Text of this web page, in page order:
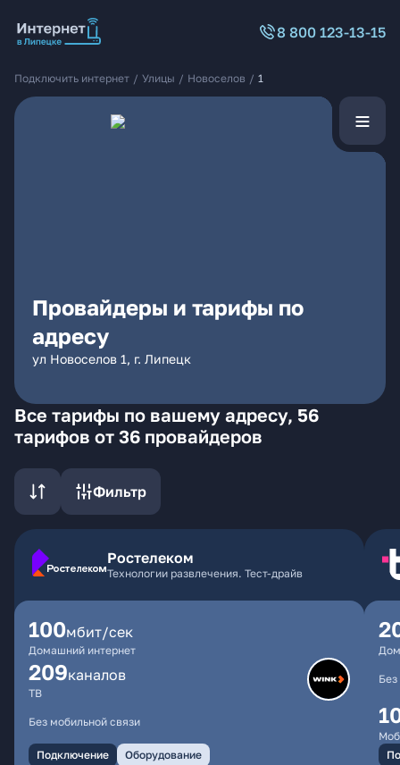
8 800 123-13-15
Подключить интернет / Улицы / Новоселов / 1
Провайдеры и тарифы по
адресу
ул Новоселов 1, г. Липецк
Все тарифы по вашему адресу, 56
тарифов от 36 провайдеров
Фильтр
Ростелеком
Технологии развлечения. Тест-драйв
100мбит/сек
Домашний интернет
209каналов
ТВ
Без мобильной связи
Подключение Оборудование